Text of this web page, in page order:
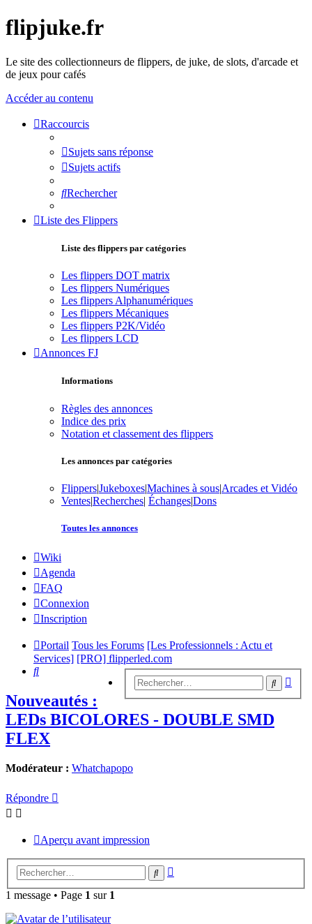
flipjuke.fr
Le site des collectionneurs de flippers, de juke, de slots, d'arcade et
de jeux pour cafés
Accéder au contenu
Raccourcis
Sujets sans réponse
Sujets actifs
Rechercher
Liste des Flippers
Liste des flippers par catégories
Les flippers DOT matrix
Les flippers Numériques
Les flippers Alphanumériques
Les flippers Mécaniques
Les flippers P2K/Vidéo
Les flippers LCD
Annonces FJ
Informations
Règles des annonces
Indice des prix
Notation et classement des flippers
Les annonces par catégories
Flippers|Jukeboxes|Machines à sous|Arcades et Vidéo
Ventes|Recherches| Échanges|Dons
Toutes les annonces
Wiki
Agenda
FAQ
Connexion
Inscription
Portail Tous les Forums [Les Professionnels : Actu et
Services] [PRO] flipperled.com
Rechercher
Nouveautés :
LEDs BICOLORES - DOUBLE SMD
FLEX
Modérateur : Whatchapopo
Répondre
Aperçu avant impression
Rechercher
1 message • Page 1 sur 1